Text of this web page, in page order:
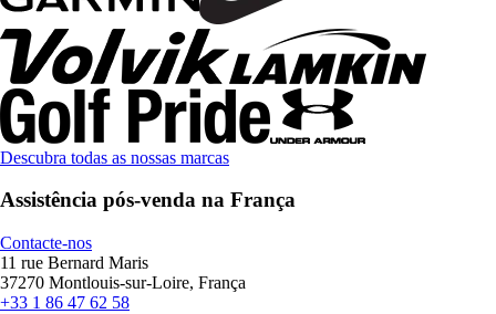
Descubra todas as nossas marcas
Assistência pós-venda na França
Contacte-nos
11 rue Bernard Maris
37270 Montlouis-sur-Loire, França
+33 1 86 47 62 58